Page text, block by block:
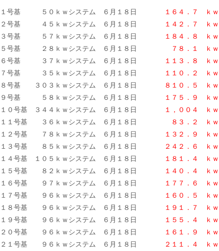
１号基 ５０ｋｗシステム ６月１８日
１６４．７ ｋｗ
２号基 ４５ｋｗシステム ６月１８日
１４２．７ ｋｗ
３号基 ５７ｋｗシステム ６月１８日
１８４．８
ｋｗ
５号基 ２８ｋｗシステム ６月１８日
７８．１ ｋｗ
６号基 ３７ｋｗシステム ６月１８日
１１３．８
ｋｗ
７号基 ３５ｋｗシステム ６月１８日
１１０．２ ｋｗ
８号基 ３０３ｋｗシステム ６月１８日
８１０．５ ｋｗ
９号基 ５８ｋｗシステム ６月１８日
１７５．９ ｋｗ
１０号基 ３４４ｋｗシステム ６月１８日
１，００４ ｋｗ
１１号基 ３６ｋｗシステム ６月１８日
８３．２ ｋｗ
１２号基 ７８ｋｗシステム ６月１８日
１３２．９ ｋｗ
１３号基 ８５ｋｗシステム ６月１８日
２４２．６ ｋｗ
１４号基 １０５ｋｗシステム ６月１８日
１８１．４ ｋｗ
１５号基 ８２ｋｗシステム ６月１８日
１４０．４ ｋ ｗ
１６号基 ９７ｋｗシステム ６月１８日
１７７．６ ｋｗ
１７号基 ９６ｋｗシステム ６月１８日
１６０．５ ｋｗ
１８号基 ９６ｋｗシステム ６月１８日
１９１．７ ｋｗ
１９号基 ９６ｋｗシステム ６月１８日
１５５．４
ｋｗ
２０号基 ９６ｋｗシステム ６月１８日
１６１．９ ｋｗ
２１号基 ９６ｋｗシステム ６月１８日
２１１．４ ｋｗ